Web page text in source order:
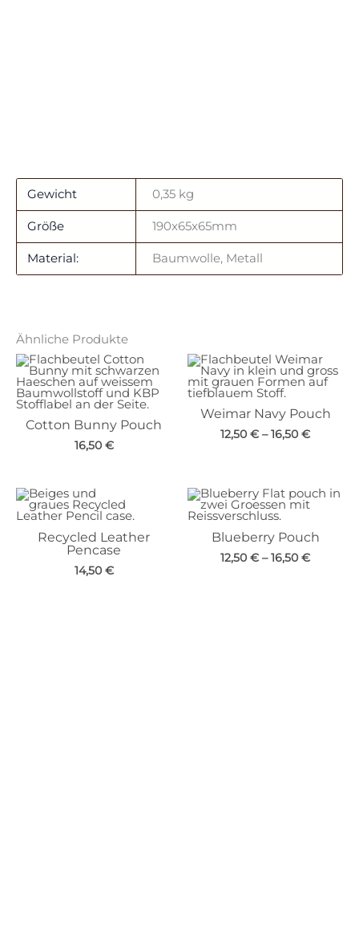
Gewicht 0,35 kg
Größe 190x65x65mm
Material: Baumwolle, Metall
Ähnliche Produkte
Cotton Bunny Pouch
16,50 €
Weimar Navy Pouch
12,50 € –16,50 €
Recycled Leather
Pencase
14,50 €
Blueberry Pouch
12,50 € –16,50 €